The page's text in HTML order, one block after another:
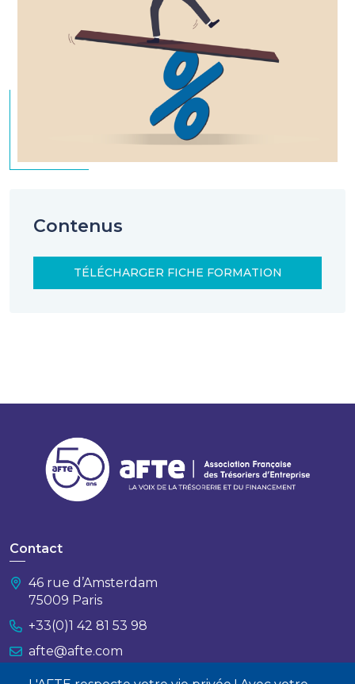
Contenus
TÉLÉCHARGER FICHE FORMATION
Contact
46 rue d’Amsterdam
75009 Paris
+33(0)1 42 81 53 98
afte@afte.com